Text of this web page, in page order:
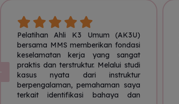
Pelatihan Ahli K3 Umum (AK3U)
bersama MMS memberikan fondasi
keselamatan kerja yang sangat
praktis dan terstruktur. Melalui studi
kasus nyata dari instruktur
berpengalaman, pemahaman saya
terkait identifikasi bahaya dan